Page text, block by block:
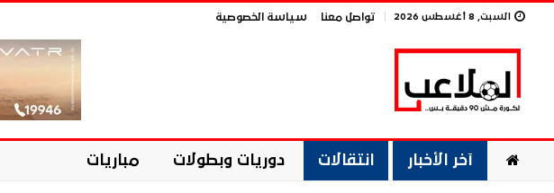
السبت, 8 أغسطس 2026 تواصل معنا سياسة الخصوصية
آخر الأخبار انتقالات دوريات وبطولات مباريات